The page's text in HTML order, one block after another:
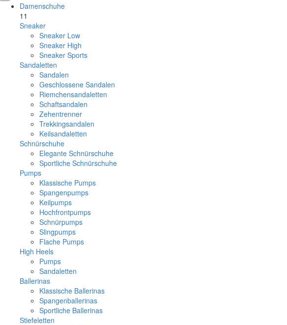
Damenschuhe
11
Sneaker
Sneaker Low
Sneaker High
Sneaker Sports
Sandaletten
Sandalen
Geschlossene Sandalen
Riemchensandaletten
Schaftsandalen
Zehentrenner
Trekkingsandalen
Keilsandaletten
Schnürschuhe
Elegante Schnürschuhe
Sportliche Schnürschuhe
Pumps
Klassische Pumps
Spangenpumps
Keilpumps
Hochfrontpumps
Schnürpumps
Slingpumps
Flache Pumps
High Heels
Pumps
Sandaletten
Ballerinas
Klassische Ballerinas
Spangenballerinas
Sportliche Ballerinas
Stiefeletten